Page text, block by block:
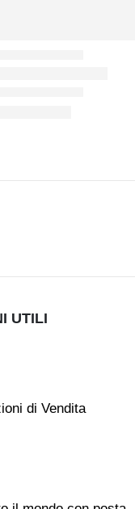
UTILI
di Vendita